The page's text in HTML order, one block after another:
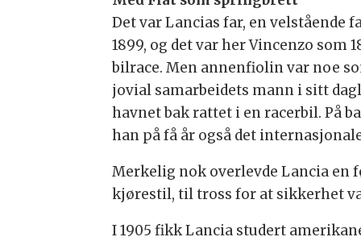
Det var Lancias far, en velstående
1899, og det var her Vincenzo
bilrace. Men annenfiolin var noe
jovial samarbeidets mann i sitt
havnet bak rattet i en racerbil. På
han på få år også det
Merkelig nok overlevde Lancia en
kjørestil, til tross for at sikkerhet
I 1905 fikk Lancia studert